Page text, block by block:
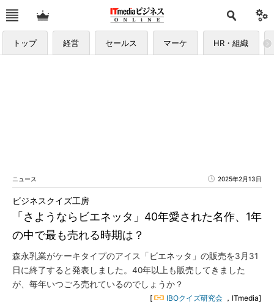
トップ 経営 セールス マーケ HR・組織
ニュース 2025年2月13日
「さようならビエネッタ」40年愛された名作、1年
の中で最も売れる時期は？
ビジネスクイズ工房
森永乳業がケーキタイプのアイス「ビエネッタ」の販売を3月31
日に終了すると発表しました。40年以上も販売してきました
が、毎年いつごろ売れているのでしょうか？
[ IBOクイズ研究会 ，ITmedia]